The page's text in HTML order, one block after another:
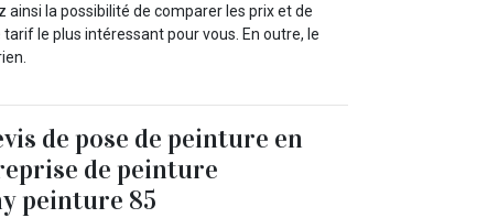
ainsi la possibilité de comparer les prix et de
le plus intéressant pour vous. En outre, le
de pose de peinture en
de peinture
peinture 85